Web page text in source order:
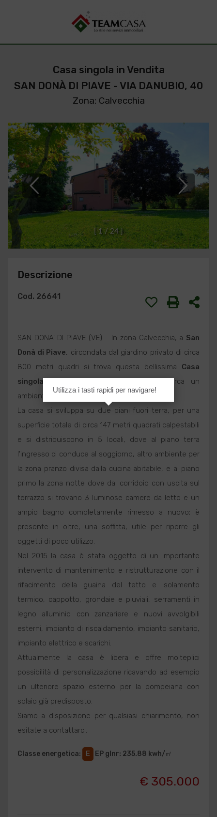
Casa singola in Vendita
SAN DONÀ DI PIAVE - VIA DANUBIO, 40
Zona: Calvecchia
[ 1 / 24 ]
Descrizione
Cod. 26641
SAN DONA' DI PIAVE (VE) - In zona Calvecchia, a San
Donà di Piave, circondata dal giardino privato di circa
800 metri quadri si trova questa bellissima Casa
singola
, perfetta per chi cerca un
ambiente tranquillo e riservato.
La casa si sviluppa su due piani fuori terra, per una
superficie totale di circa 147 metri quadrati calpestabili
e si distribuiscono in 5 locali, dove al piano terra
l'ingresso ci conduce al soggiorno, altro ambiente per
la zona pranzo divisa dalla cucina abitabile, e al piano
primo la zona notte dove dal corridoio con uscita sul
terrazzo si trovano 3 luminose camere da letto e un
ampio bagno completamente rimesso a nuovo; è
presente in oltre, una soffitta, utile per riporre gli
oggetti di poco utilizzo.
Nel 2015 la casa è stata oggetto di un importante
intervento di mantenimento e ristrutturazione con il
rifacimento della guaina del tetto e isolamento
termico, cappotto, grondaie e pluviali, serramenti in
legno alluminio con zanzariere e nuovi avvolgibili
esterni, impianto di riscaldamento, impianto sanitario,
impianto elettrico e scarichi.
Attualmente la casa è libera e offre molteplici
possibilità di personalizzazione ricavando ad esempio
un ulteriore spazio esterno per la pompeiana con
solaio già predisposto.
Siamo a disposizione per qualsiasi chiarimento, non
esitate a contattarci.
Classe energetica: E EP glnr: 235.88 kwh/㎡
€ 305.000
Utilizza i tasti rapidi per navigare!